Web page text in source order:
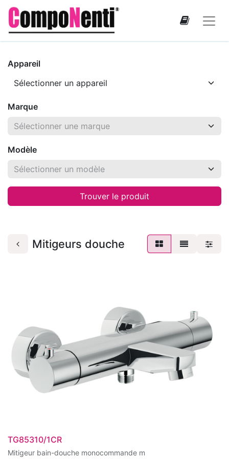
Appareil
Marque
Modèle
Trouver le produit
Mitigeurs douche
TG85310/1CR
Mitigeur bain-douche monocommande m